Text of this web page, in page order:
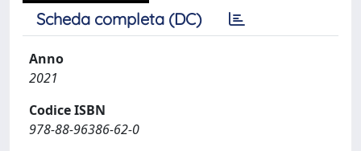
Scheda completa (DC)
Anno
2021
Codice ISBN
978-88-96386-62-0